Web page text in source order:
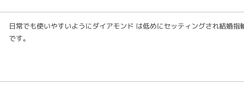
日常でも使いやすいようにダイアモンド は低めにセッティングされ結婚
です。